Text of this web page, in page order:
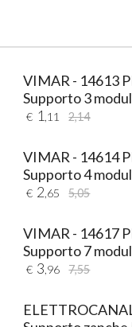
VIMAR - 14613
Supporto 3
€ 1 ,11 2,14
VIMAR - 14614
Supporto 4
€ 2 ,65 5,05
VIMAR - 14617
Supporto 7
€ 3 ,96 7,55